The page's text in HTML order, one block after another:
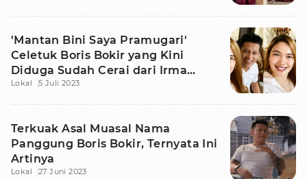
'Mantan Bini Saya Pramugari'
Celetuk Boris Bokir yang Kini
Diduga Sudah Cerai dari Irma
Purba
Lokal 5 Juli 2023
Terkuak Asal Muasal Nama
Panggung Boris Bokir, Ternyata Ini
Artinya
Lokal 27 Juni 2023